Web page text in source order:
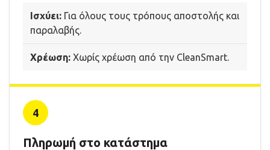
Ισχύει: Για όλους τους τρόπους αποστολής και
παραλαβής.
Χρέωση: Χωρίς χρέωση από την CleanSmart.
4
Πληρωμή στο κατάστημα